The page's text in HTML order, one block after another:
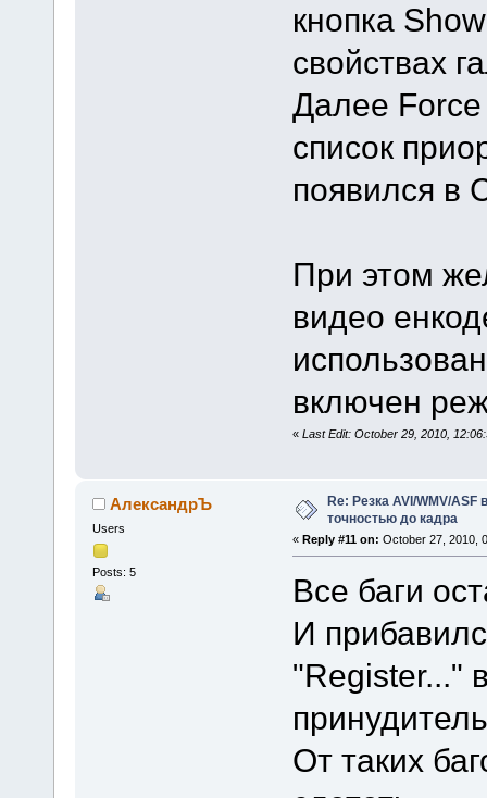
кнопка
свойствах
Далее
список
появился в
При этом
видео
включен
« Last Edit: October 29, 2010,
АлександрЪ
Users
Posts: 5
Re: Резка AVI/WMV/
точностью до кадра
« Reply #11 on: October 27, 2010,
Все баги
И
"Register..."
От таких